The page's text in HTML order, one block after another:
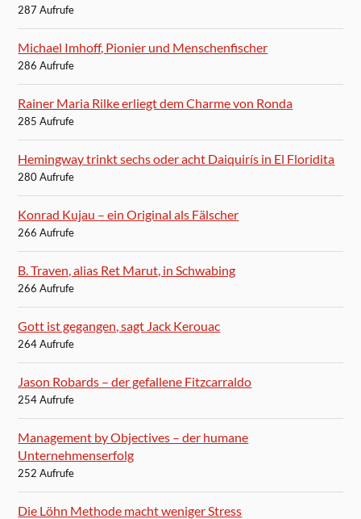
287 Aufrufe
Michael Imhoff, Pionier und Menschenfischer
286 Aufrufe
Rainer Maria Rilke erliegt dem Charme von Ronda
285 Aufrufe
Hemingway trinkt sechs oder acht Daiquirís in El Floridita
280 Aufrufe
Konrad Kujau – ein Original als Fälscher
266 Aufrufe
B. Traven, alias Ret Marut, in Schwabing
266 Aufrufe
Gott ist gegangen, sagt Jack Kerouac
264 Aufrufe
Jason Robards – der gefallene Fitzcarraldo
254 Aufrufe
Management by Objectives – der humane
Unternehmenserfolg
252 Aufrufe
Die Löhn Methode macht weniger Stress